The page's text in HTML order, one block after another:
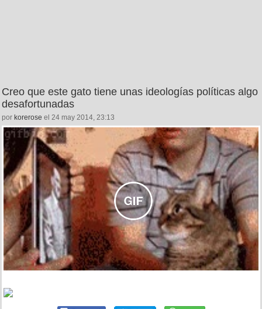
Creo que este gato tiene unas ideologías políticas algo
desafortunadas
por korerose el 24 may 2014, 23:13